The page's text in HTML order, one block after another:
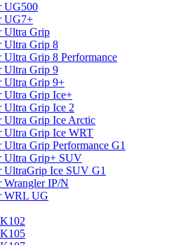
UG500
UG7+
Ultra Grip
Grip 8
Grip 8 Performance
Grip 9
Grip 9+
Grip Ice+
Grip Ice 2
Grip Ice Arctic
Grip Ice WRT
Grip Performance G1
Ultra Grip+ SUV
Ice SUV G1
IP/N
WRL UG